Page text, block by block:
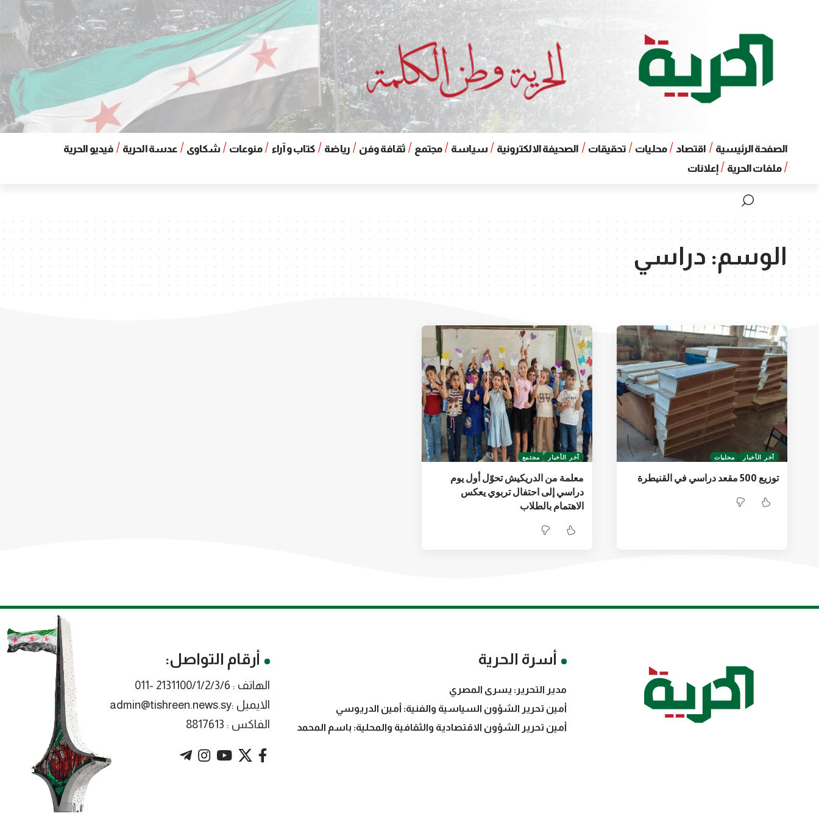
الصفحة الرئيسية اقتصاد محليات تحقيقات الصحيفة الالكترونية سياسة مجتمع ثقافة وفن رياضة كتاب و آراء منوعات شكاوى عدسة الحرية
فيديو الحرية
ملفات الحرية
إعلانات
الوسم:دراسي
آخر الأخبار محليات
توزيع 500 مقعد دراسي في القنيطرة
آخر الأخبار مجتمع
معلمة من الدريكيش تحوّل أول يوم
دراسي إلى احتفال تربوي يعكس
الاهتمام بالطلاب
أسرة الحرية
مدير التحرير: يسرى المصري
أمين تحرير الشؤون السياسية والفنية: أمين الدريوسي
أمين تحرير الشؤون الاقتصادية والثقافية والمحلية: باسم المحمد
أرقام التواصل:
الهاتف : 2131100/1/2/3/6 -011
الايميل :admin@tishreen.news.sy
الفاكس : 8817613